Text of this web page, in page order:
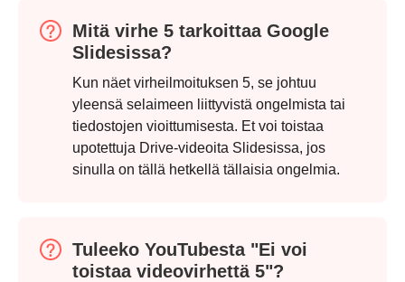
Mitä virhe 5 tarkoittaa Google
Slidesissa?
Kun näet virheilmoituksen 5, se johtuu
yleensä selaimeen liittyvistä ongelmista tai
tiedostojen vioittumisesta. Et voi toistaa
upotettuja Drive-videoita Slidesissa, jos
sinulla on tällä hetkellä tällaisia ongelmia.
Tuleeko YouTubesta "Ei voi
toistaa videovirhettä 5"?